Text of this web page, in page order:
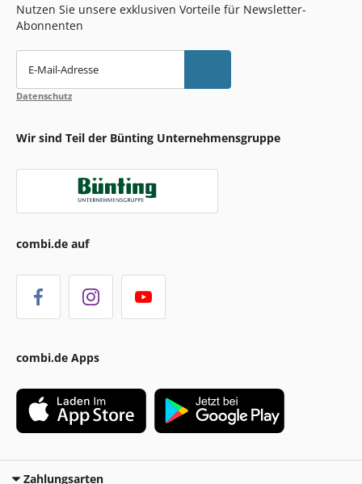
Nutzen Sie unsere exklusiven Vorteile für Newsletter-
Abonnenten
E-Mail-Adresse
Datenschutz
Wir sind Teil der Bünting Unternehmensgruppe
combi.de auf
combi.de Apps
Zahlungsarten